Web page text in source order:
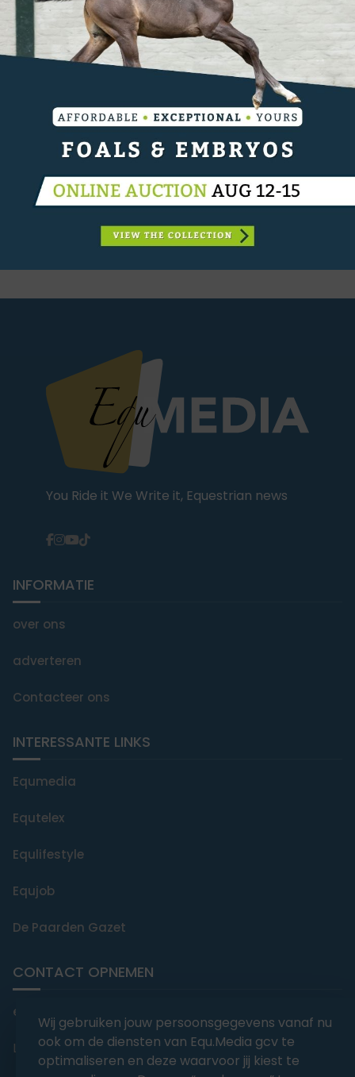
CATEGORIËN:INTERNATIONAAL
Dubbeldam blijft aan de leiding in strijd om NK
Lisa Nooren blijft aan de leiding om NK
You Ride it We Write it, Equestrian news
INFORMATIE
over ons
adverteren
Contacteer ons
INTERESSANTE LINKS
Equmedia
Equtelex
Equlifestyle
Equjob
De Paarden Gazet
CONTACT OPNEMEN
editorial@equmedia.be
Langendamdreef 22 9880 Aalter België
Wij gebruiken jouw persoonsgegevens vanaf nu
ook om de diensten van Equ.Media gcv te
optimaliseren en deze waarvoor jij kiest te